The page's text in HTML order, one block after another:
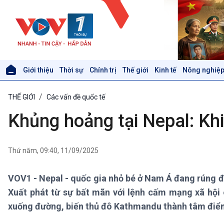
Giới thiệu Thời sự Chính trị Thế giới Kinh tế Nông
Thời sự 18h
Theo dòng Thời sự
Xã hội
Khoa học & Công nghệ
THẾ GIỚI Các vấn đề quốc tế
Khủng hoảng tại Nepal:
Thứ năm, 09:40, 11/09/2025
VOV1 - Nepal - quốc gia nhỏ bé ở Nam Á đang
Xuất phát từ sự bất mãn với lệnh cấm mạng xã
xuống đường, biến thủ đô Kathmandu thành tâm